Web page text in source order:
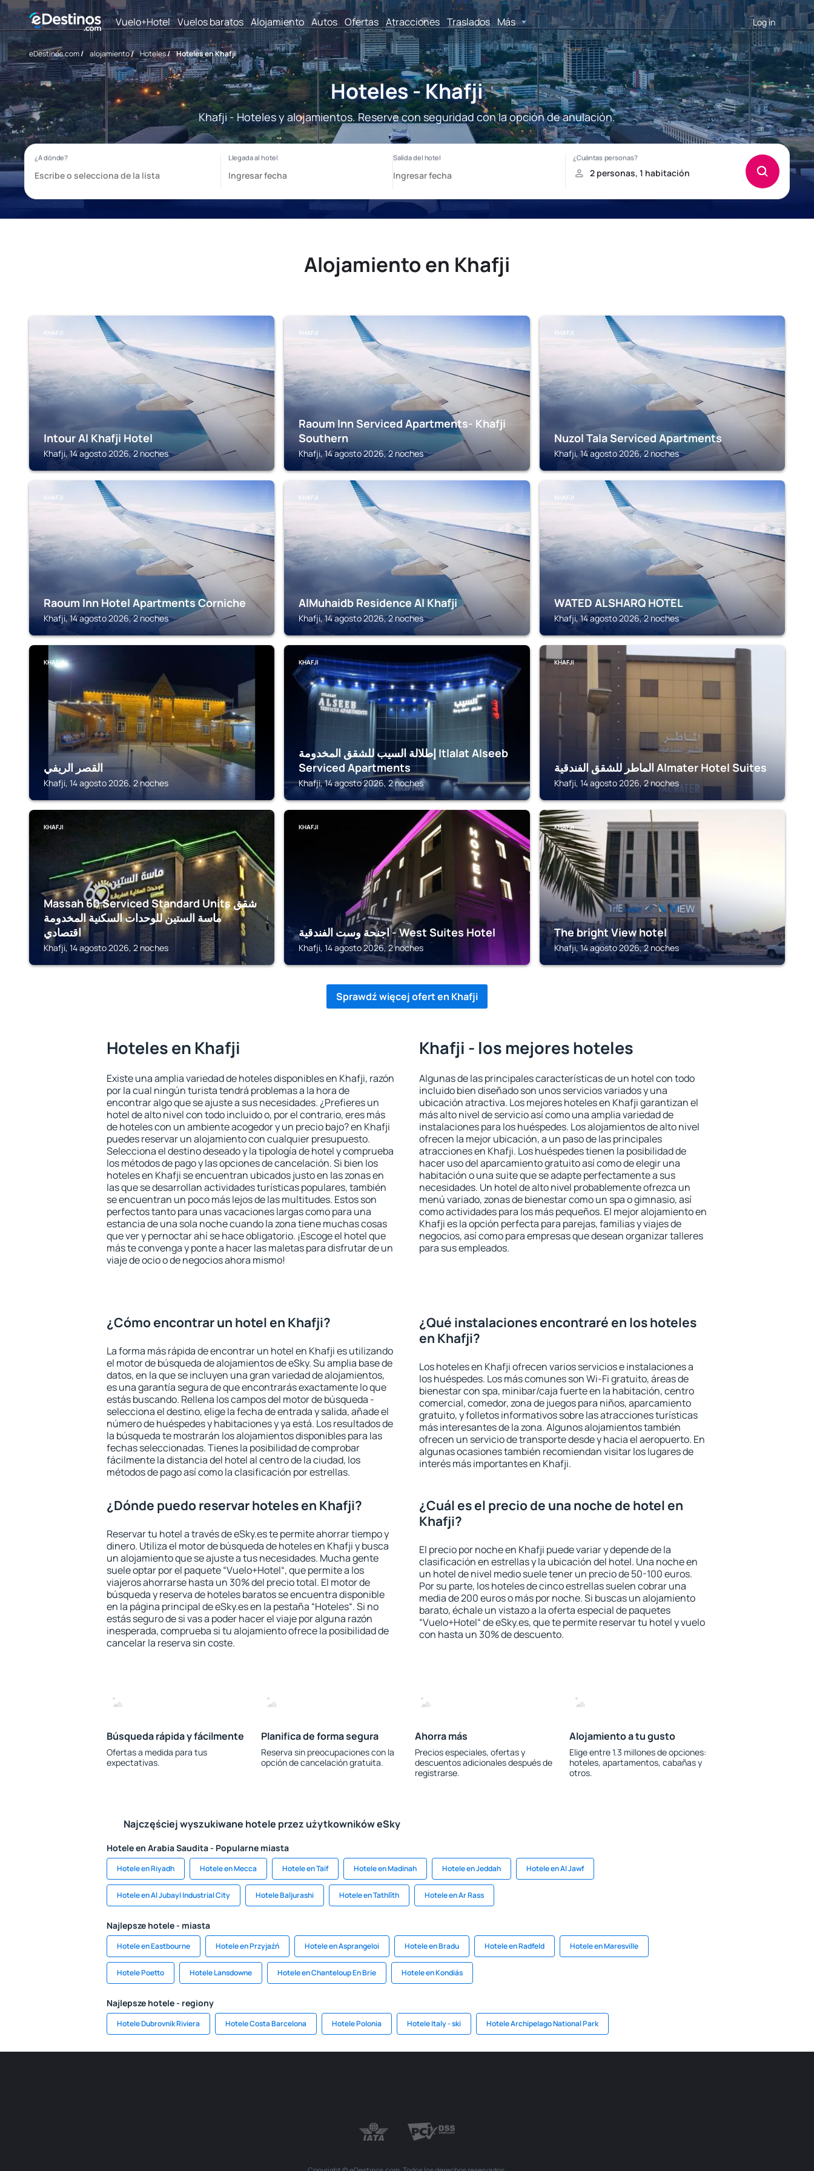
Vuelo+Hotel Vuelos baratos Alojamiento Autos Ofertas Atracciones Traslados Más Log in
eDestinos.com/ alojamiento/ Hoteles/ Hoteles en Khafji
Hoteles - Khafji
Khafji - Hoteles y alojamientos. Reserve con seguridad con la opción de anulación.
Alojamiento en Khafji
KHAFJI
Intour Al Khafji Hotel
Khafji, 14 agosto 2026, 2 noches
KHAFJI
Raoum Inn Serviced Apartments- Khafji
Southern
Khafji, 14 agosto 2026, 2 noches
KHAFJI
Nuzol Tala Serviced Apartments
Khafji, 14 agosto 2026, 2 noches
KHAFJI
Raoum Inn Hotel Apartments Corniche
Khafji, 14 agosto 2026, 2 noches
KHAFJI
AlMuhaidb Residence Al Khafji
Khafji, 14 agosto 2026, 2 noches
KHAFJI
WATED ALSHARQ HOTEL
Khafji, 14 agosto 2026, 2 noches
KHAFJI
القصر الريفي
Khafji, 14 agosto 2026, 2 noches
KHAFJI
إطلالة السيب للشقق المخدومة Itlalat Alseeb
Serviced Apartments
Khafji, 14 agosto 2026, 2 noches
KHAFJI
الماطر للشقق الفندقية Almater Hotel Suites
Khafji, 14 agosto 2026, 2 noches
KHAFJI
Massah 60 Serviced Standard Units شقق
ماسة الستين للوحدات السكنية المخدومة
اقتصادي
Khafji, 14 agosto 2026, 2 noches
KHAFJI
اجنحة وست الفندقية - West Suites Hotel
Khafji, 14 agosto 2026, 2 noches
KHAFJI
The bright View hotel
Khafji, 14 agosto 2026, 2 noches
Sprawdź więcej ofert en Khafji
Hoteles en Khafji
Existe una amplia variedad de hoteles disponibles en Khafji, razón
por la cual ningún turista tendrá problemas a la hora de
encontrar algo que se ajuste a sus necesidades. ¿Prefieres un
hotel de alto nivel con todo incluido o, por el contrario, eres más
de hoteles con un ambiente acogedor y un precio bajo? en Khafji
puedes reservar un alojamiento con cualquier presupuesto.
Selecciona el destino deseado y la tipología de hotel y comprueba
los métodos de pago y las opciones de cancelación. Si bien los
hoteles en Khafji se encuentran ubicados justo en las zonas en
las que se desarrollan actividades turísticas populares, también
se encuentran un poco más lejos de las multitudes. Estos son
perfectos tanto para unas vacaciones largas como para una
estancia de una sola noche cuando la zona tiene muchas cosas
que ver y pernoctar ahí se hace obligatorio. ¡Escoge el hotel que
más te convenga y ponte a hacer las maletas para disfrutar de un
viaje de ocio o de negocios ahora mismo!
Khafji - los mejores hoteles
Algunas de las principales características de un hotel con todo
incluido bien diseñado son unos servicios variados y una
ubicación atractiva. Los mejores hoteles en Khafji garantizan el
más alto nivel de servicio así como una amplia variedad de
instalaciones para los huéspedes. Los alojamientos de alto nivel
ofrecen la mejor ubicación, a un paso de las principales
atracciones en Khafji. Los huéspedes tienen la posibilidad de
hacer uso del aparcamiento gratuito así como de elegir una
habitación o una suite que se adapte perfectamente a sus
necesidades. Un hotel de alto nivel probablemente ofrezca un
menú variado, zonas de bienestar como un spa o gimnasio, así
como actividades para los más pequeños. El mejor alojamiento en
Khafji es la opción perfecta para parejas, familias y viajes de
negocios, así como para empresas que desean organizar talleres
para sus empleados.
¿Cómo encontrar un hotel en Khafji?
La forma más rápida de encontrar un hotel en Khafji es utilizando
el motor de búsqueda de alojamientos de eSky. Su amplia base de
datos, en la que se incluyen una gran variedad de alojamientos,
es una garantía segura de que encontrarás exactamente lo que
estás buscando. Rellena los campos del motor de búsqueda -
selecciona el destino, elige la fecha de entrada y salida, añade el
número de huéspedes y habitaciones y ya está. Los resultados de
la búsqueda te mostrarán los alojamientos disponibles para las
fechas seleccionadas. Tienes la posibilidad de comprobar
fácilmente la distancia del hotel al centro de la ciudad, los
métodos de pago así como la clasificación por estrellas.
¿Qué instalaciones encontraré en los hoteles
en Khafji?
Los hoteles en Khafji ofrecen varios servicios e instalaciones a
los huéspedes. Los más comunes son Wi-Fi gratuito, áreas de
bienestar con spa, minibar/caja fuerte en la habitación, centro
comercial, comedor, zona de juegos para niños, aparcamiento
gratuito, y folletos informativos sobre las atracciones turísticas
más interesantes de la zona. Algunos alojamientos también
ofrecen un servicio de transporte desde y hacia el aeropuerto. En
algunas ocasiones también recomiendan visitar los lugares de
interés más importantes en Khafji.
¿Dónde puedo reservar hoteles en Khafji?
Reservar tu hotel a través de eSky.es te permite ahorrar tiempo y
dinero. Utiliza el motor de búsqueda de hoteles en Khafji y busca
un alojamiento que se ajuste a tus necesidades. Mucha gente
suele optar por el paquete “Vuelo+Hotel“, que permite a los
viajeros ahorrarse hasta un 30% del precio total. El motor de
búsqueda y reserva de hoteles baratos se encuentra disponible
en la página principal de eSky.es en la pestaña “Hoteles“. Si no
estás seguro de si vas a poder hacer el viaje por alguna razón
inesperada, comprueba si tu alojamiento ofrece la posibilidad de
cancelar la reserva sin coste.
¿Cuál es el precio de una noche de hotel en
Khafji?
El precio por noche en Khafji puede variar y depende de la
clasificación en estrellas y la ubicación del hotel. Una noche en
un hotel de nivel medio suele tener un precio de 50-100 euros.
Por su parte, los hoteles de cinco estrellas suelen cobrar una
media de 200 euros o más por noche. Si buscas un alojamiento
barato, échale un vistazo a la oferta especial de paquetes
“Vuelo+Hotel“ de eSky.es, que te permite reservar tu hotel y vuelo
con hasta un 30% de descuento.
Búsqueda rápida y fácilmente
Ofertas a medida para tus
expectativas.
Planifica de forma segura
Reserva sin preocupaciones con la
opción de cancelación gratuita.
Ahorra más
Precios especiales, ofertas y
descuentos adicionales después de
registrarse.
Alojamiento a tu gusto
Elige entre 1.3 millones de opciones:
hoteles, apartamentos, cabañas y
otros.
Najczęściej wyszukiwane hotele przez użytkowników eSky
Hotele en Arabia Saudita - Popularne miasta
Hotele en Riyadh Hotele en Mecca Hotele en Taif Hotele en Madinah Hotele en Jeddah Hotele en Al Jawf
Hotele en Al Jubayl Industrial City Hotele Baljurashi Hotele en Tathlīth Hotele en Ar Rass
Najlepsze hotele - miasta
Hotele en Eastbourne Hotele en Przyjaźń Hotele en Asprangeloi Hotele en Bradu Hotele en Radfeld Hotele en Maresville
Hotele Poetto Hotele Lansdowne Hotele en Chanteloup En Brie Hotele en Kondiás
Najlepsze hotele - regiony
Hotele Dubrovnik Riviera Hotele Costa Barcelona Hotele Polonia Hotele Italy - ski Hotele Archipelago National Park